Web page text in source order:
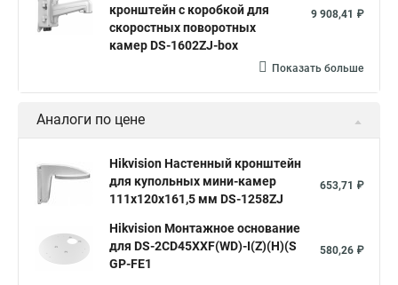
кронштейн с коробкой для
скоростных поворотных
камер DS-1602ZJ-box
9 908,41 ₽
Показать больше
Аналоги по цене
Hikvision Настенный кронштейн
для купольных мини-камер
111x120x161,5 мм DS-1258ZJ
653,71 ₽
Hikvision Монтажное основание
для DS-2CD45XXF(WD)-I(Z)(H)(S
GP-FE1
580,26 ₽